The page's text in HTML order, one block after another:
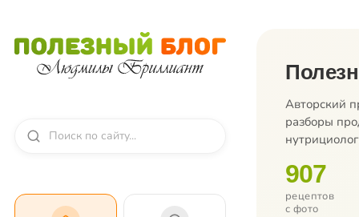
Авторский
разборы
907
рецептов
с фото